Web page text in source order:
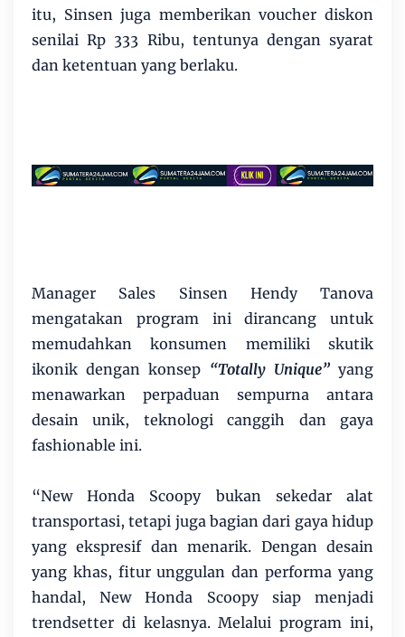
itu, Sinsen juga memberikan voucher diskon
senilai Rp 333 Ribu, tentunya dengan syarat
dan ketentuan yang berlaku.
Manager Sales Sinsen Hendy Tanova
mengatakan program ini dirancang untuk
memudahkan konsumen memiliki skutik
ikonik dengan konsep “Totally Unique”yang
menawarkan perpaduan sempurna antara
desain unik, teknologi canggih dan gaya
fashionable ini.
“New Honda Scoopy bukan sekedar alat
transportasi, tetapi juga bagian dari gaya hidup
yang ekspresif dan menarik. Dengan desain
yang khas, fitur unggulan dan performa yang
handal, New Honda Scoopy siap menjadi
trendsetter di kelasnya. Melalui program ini,